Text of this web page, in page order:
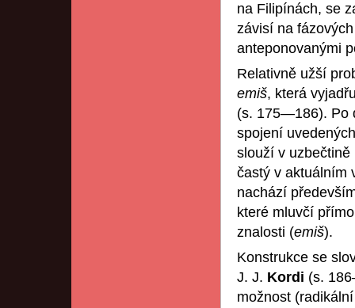
na Filipínách, se
závisí na
anteponovanými
Relativně užší
emiš, která
(s. 175—186). Po
spojení
slouží v
častý v aktuálním
nachází
které mluvčí
znalosti (emiš).
Konstrukce se
J. J. Kordi (s.
možnost